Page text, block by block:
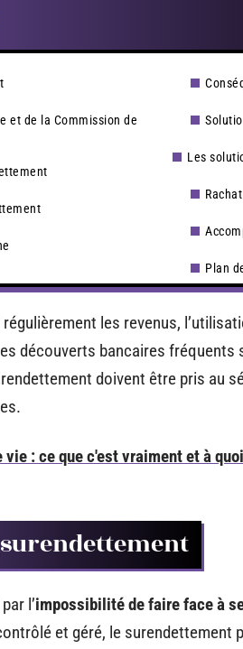
et de la Commission de
Les
Plan
les revenus,
découverts bancaires fréquents
doivent être pris au
vie : ce que c'est vraiment et à
l’impossibilité de faire face à
et géré, le surendettement